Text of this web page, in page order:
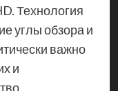
Технология
углы обзора и
важно
и